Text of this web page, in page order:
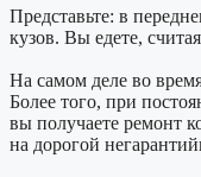
Представьте: в
кузов. Вы едете,
На самом деле во
Более того, при
вы получаете ремонт
на дорогой